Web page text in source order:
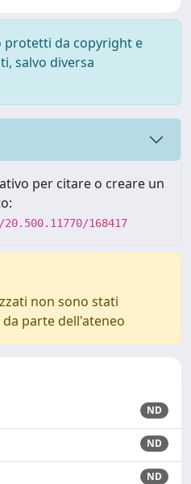
protetti da copyright e
salvo diversa
per citare o creare un
168417
non sono stati
parte dell'ateneo
ND
ND
ND